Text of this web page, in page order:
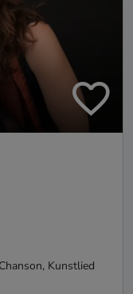
Kunstlied